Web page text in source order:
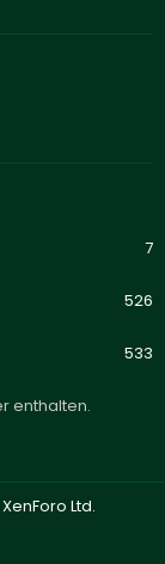
7
526
533
enthalten.
Ltd.